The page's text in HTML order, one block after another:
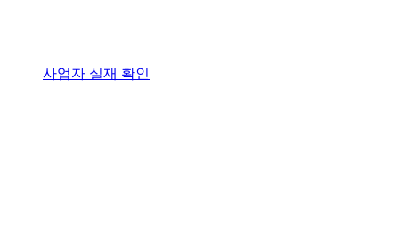
사업자 실재 확인